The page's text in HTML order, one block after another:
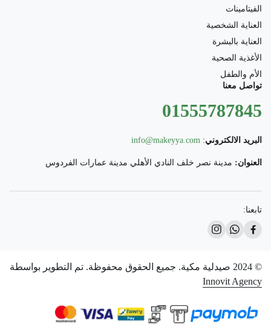
الفيتامينات
العناية الشخصية
العناية بالبشرة
الأغذية الصحية
الأم والطفل
تواصل معنا
01555787845
البريد الالكتروني:
info@makeyya.com
العنوان: مدينة نصر خلف النادي الأهلي مدينة عمارات الفردوس
تابعنا:
© 2024 صيدلية مكية. جميع الحقوق محفوظة. تم التطوير بواسطة
Innovit Agency